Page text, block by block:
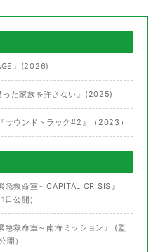
』(2026)
た家族を許さない』(2025)
ウンドトラック#2』（2023）
救命室～CAPITAL CRISIS』
公開）
救命室～南海ミッション』 (監
）